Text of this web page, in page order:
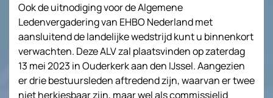
Ook de uitnodiging voor de Algemene
Ledenvergadering van EHBO Nederland met
aansluitend de landelijke wedstrijd kunt u binnenkort
verwachten. Deze ALV zal plaatsvinden op zaterdag
13 mei 2023 in Ouderkerk aan den IJssel. Aangezien
er drie bestuursleden aftredend zijn, waarvan er twee
niet herkiesbaar zijn, maar wel als commissielid